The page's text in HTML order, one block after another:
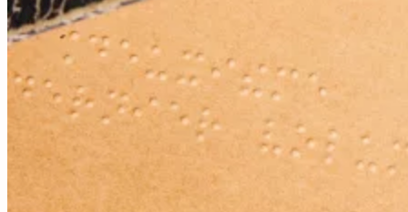
contact@librairie-walden.com
34 75
Services
Compte Créer
Nous écrire